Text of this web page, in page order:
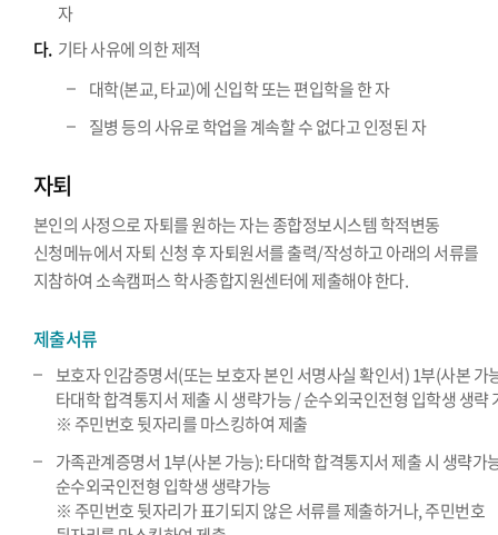
자
다. 기타 사유에 의한 제적
대학(본교, 타교)에 신입학 또는 편입학을 한 자
질병 등의 사유로 학업을 계속할 수 없다고 인정된 자
자퇴
본인의 사정으로 자퇴를 원하는 자는 종합정보시스템 학적변동
신청메뉴에서 자퇴 신청 후 자퇴원서를 출력/작성하고 아래의 서류를
지참하여 소속캠퍼스 학사종합지원센터에 제출해야 한다.
제출서류
보호자 인감증명서(또는 보호자 본인 서명사실 확인서) 1부(사본 가
타대학 합격통지서 제출 시 생략가능 / 순수외국인전형 입학생 생략
※ 주민번호 뒷자리를 마스킹하여 제출
가족관계증명서 1부(사본 가능): 타대학 합격통지서 제출 시 생략가
순수외국인전형 입학생 생략가능
※ 주민번호 뒷자리가 표기되지 않은 서류를 제출하거나, 주민번호